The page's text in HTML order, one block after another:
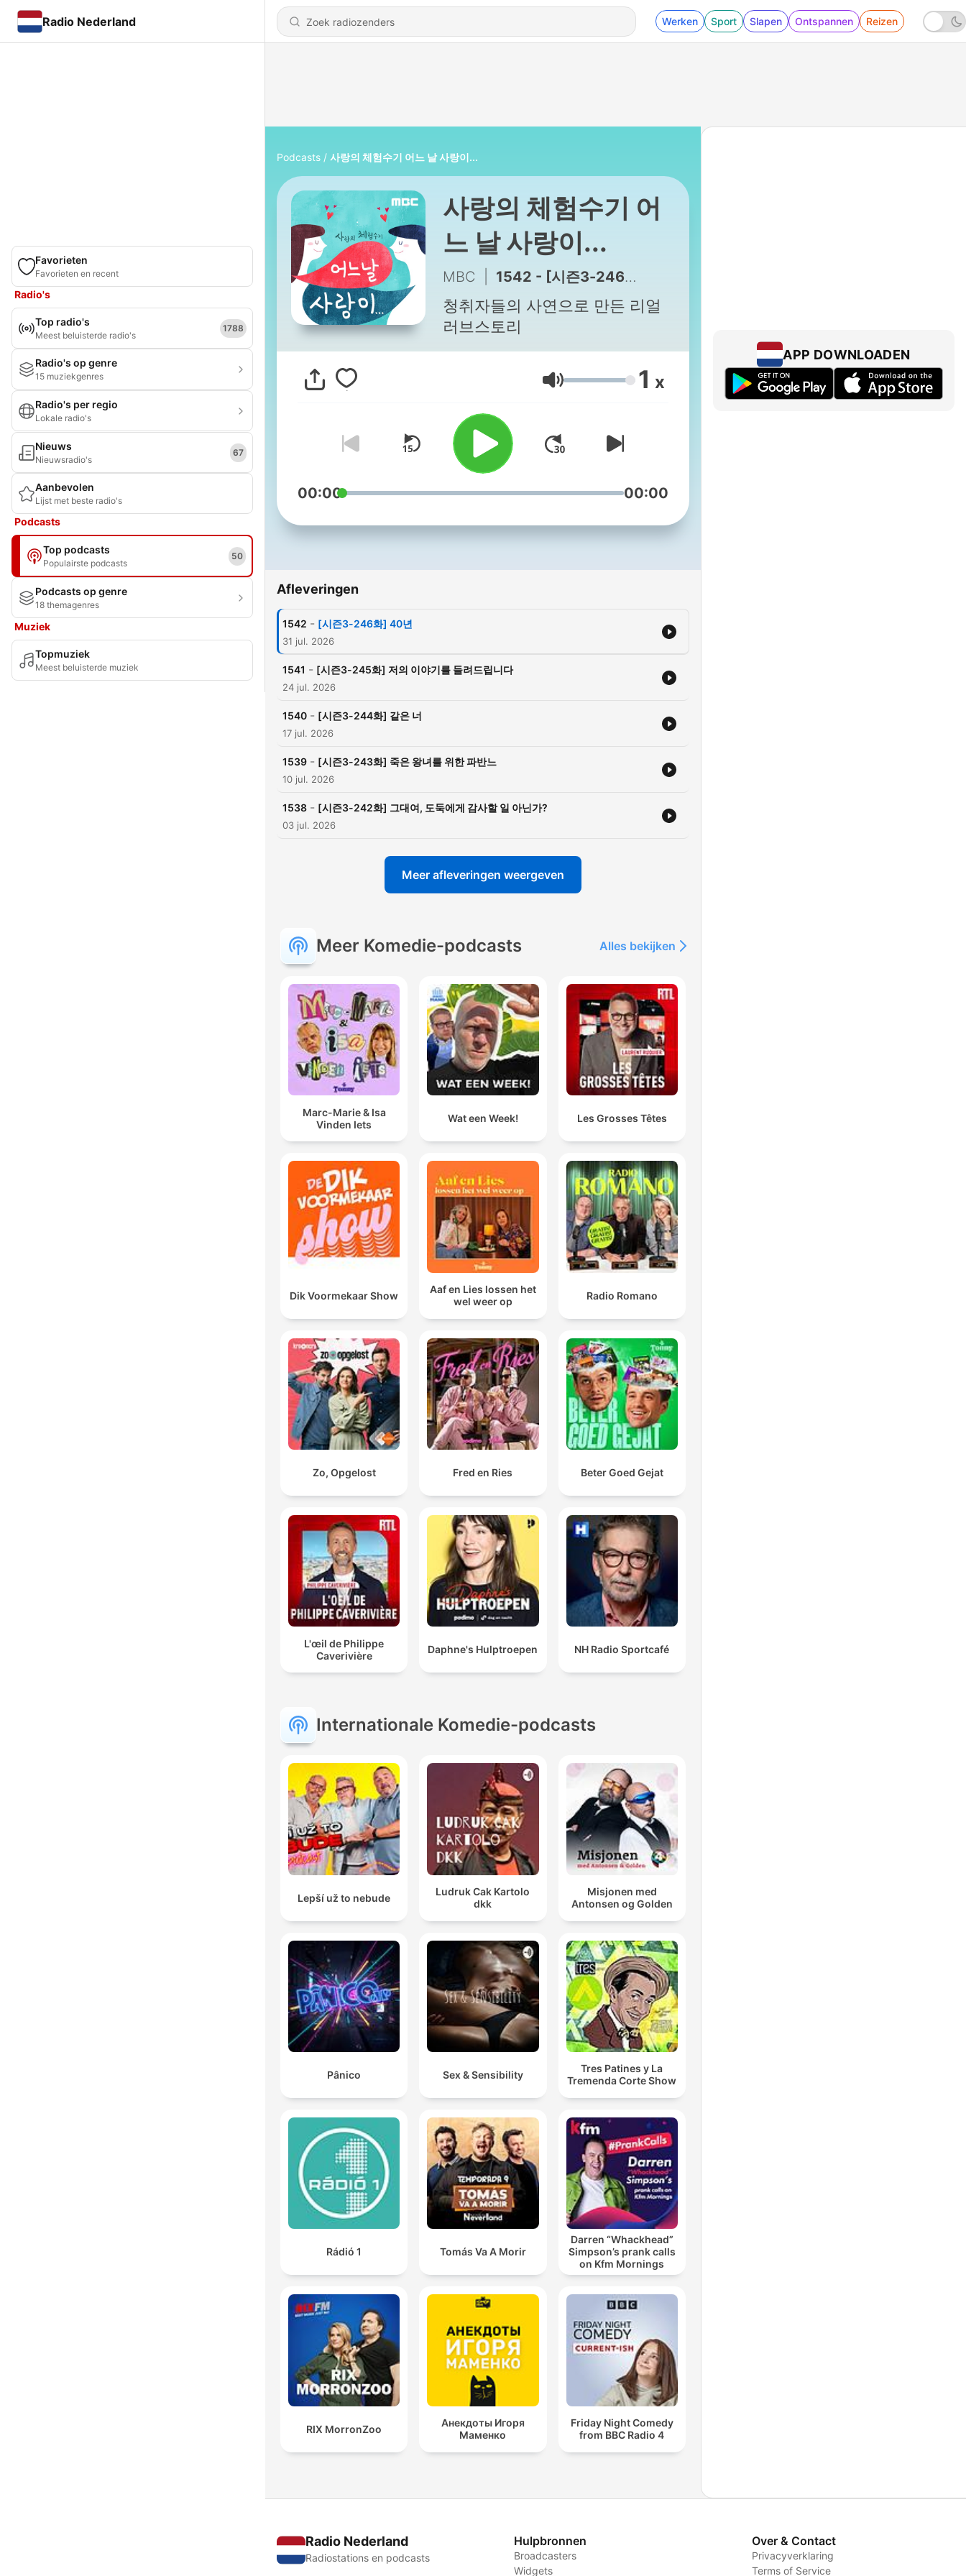
Radio Nederland Werken Sport Slapen Ontspannen Reizen
Favorieten
Favorieten en recent
Radio's
Top radio's
Meest beluisterde radio's
1788
Radio's op genre
15 muziekgenres
Radio's per regio
Lokale radio's
Nieuws
Nieuwsradio's
67
Aanbevolen
Lijst met beste radio's
Podcasts
Top podcasts
Populairste podcasts
50
Podcasts op genre
18 themagenres
Muziek
Topmuziek
Meest beluisterde muziek
Podcasts 사랑의 체험수기 어느 날 사랑이...
사랑의 체험수기 어
느 날 사랑이...
MBC 1542 - [시즌3-246화] 40년
청취자들의 사연으로 만든 리얼
러브스토리
Volume 1 x
00:00 00:00
Afleveringen
1542 - [시즌3-246화] 40년
31 jul. 2026
1541 - [시즌3-245화] 저의 이야기를 들려드립니다
24 jul. 2026
1540 - [시즌3-244화] 같은 너
17 jul. 2026
1539 - [시즌3-243화] 죽은 왕녀를 위한 파반느
10 jul. 2026
1538 - [시즌3-242화] 그대여, 도둑에게 감사할 일 아닌가?
03 jul. 2026
Meer afleveringen weergeven
Meer Komedie-podcasts Alles bekijken
Marc-Marie & Isa
Vinden Iets
Wat een Week! Les Grosses Têtes
Dik Voormekaar Show
Aaf en Lies lossen het
wel weer op
Radio Romano
Zo, Opgelost Fred en Ries Beter Goed Gejat
L'œil de Philippe
Caverivière
Daphne's Hulptroepen NH Radio Sportcafé
Internationale Komedie-podcasts
Lepší už to nebude
Ludruk Cak Kartolo
dkk
Misjonen med
Antonsen og Golden
Pânico Sex & Sensibility
Tres Patines y La
Tremenda Corte Show
Rádió 1 Tomás Va A Morir
Darren “Whackhead”
Simpson’s prank calls
on Kfm Mornings
RIX MorronZoo
Анекдоты Игоря
Маменко
Friday Night Comedy
from BBC Radio 4
APP DOWNLOADEN
Radio Nederland
Radiostations en podcasts
Hulpbronnen
Broadcasters
Widgets
Over & Contact
Privacyverklaring
Terms of Service